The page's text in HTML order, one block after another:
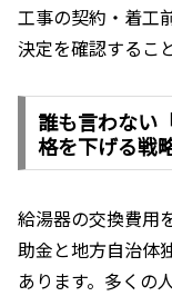
工事の契約・着工
決定を確認するこ
誰も言わない
格を下げる戦
給湯器の交換費用
助金と地方自治体
あります。多くの